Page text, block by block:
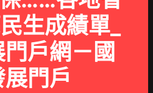
生成績單_
戶網－國
門戶